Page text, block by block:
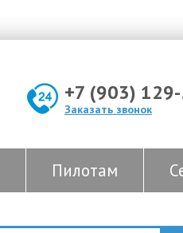
+7 (903)
Заказать звонок
Пилотам